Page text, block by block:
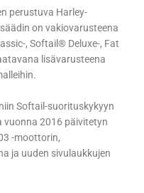
perustuva Harley-
on vakiovarusteena
, Softail® Deluxe-, Fat
lisävarusteena
Softail-suorituskykyyn
vuonna 2016 päivitetyn
-moottorin,
ja uuden sivulaukkujen